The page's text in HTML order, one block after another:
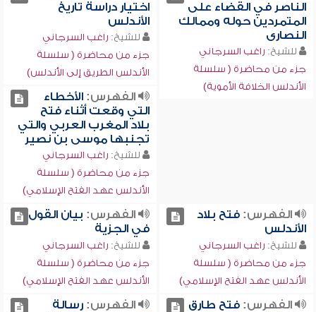
الناصر في القضاء على
المتمردين حوله وممالك
النصارى
للشيخ: راغب السرجاني
جزء من محاضرة ( سلسلة
الأندلس الخلافة الأموية)
اختيار دراسة تاريخ
الأندلس
للشيخ: راغب السرجاني
جزء من محاضرة ( سلسلة
الأندلس الطريق إلى الأندلس)
الفهرس:الأخطاء
التي وقعت أثناء فتح
بلاد المغرب العربي والتي
تجنبها موسى بن نصير
للشيخ: راغب السرجاني
جزء من محاضرة ( سلسلة
الأندلس عهد الفتح الإسلامي)
الفهرس:فتح بلاد
الأندلس
للشيخ: راغب السرجاني
جزء من محاضرة ( سلسلة
الأندلس عهد الفتح الإسلامي)
الفهرس: بيان القول
في الجزية
للشيخ: راغب السرجاني
جزء من محاضرة ( سلسلة
الأندلس عهد الفتح الإسلامي)
الفهرس:فتح طارق
الفهرس:رسالة